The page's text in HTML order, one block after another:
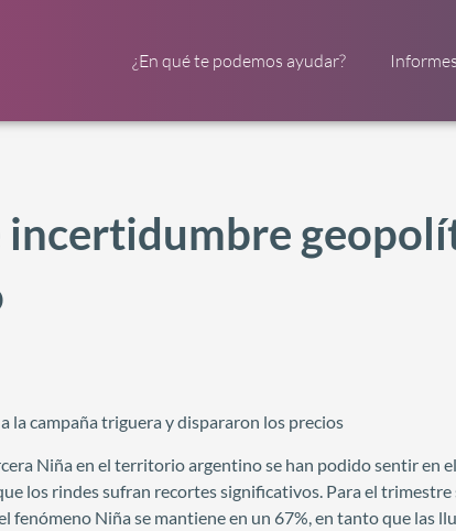
¿En qué te podemos ayudar? Informes
incertidumbre
la campaña triguera y dispararon los precios
Niña en el territorio argentino se han podido sentir en
los rindes sufran recortes significativos. Para el
Niña se mantiene en un 67%, en tanto que las